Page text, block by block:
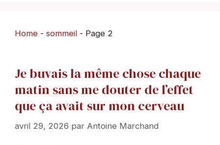
Home - sommeil - Page 2
Je buvais la même chose chaque
matin sans me douter de l’effet
que ça avait sur mon cerveau
avril 29, 2026 par Antoine Marchand